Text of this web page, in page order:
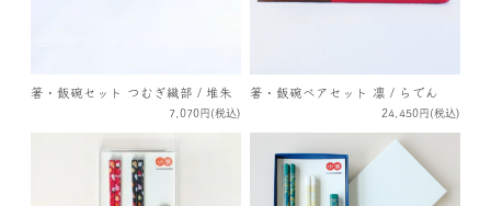
箸・飯碗セット つむぎ織部 / 堆朱
7,070円(税込)
箸・飯碗ペアセット 凛 / らでん
24,450円(税込)